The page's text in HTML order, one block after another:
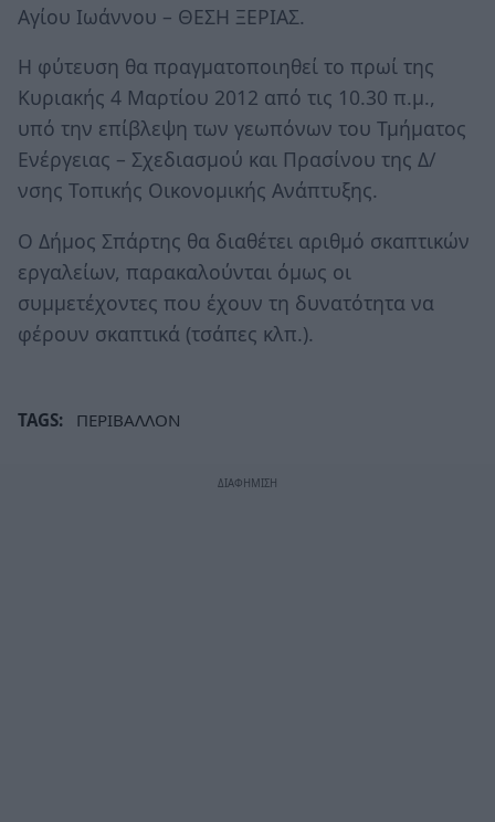
Αγίου Ιωάννου – ΘΕΣΗ ΞΕΡΙΑΣ.
Η φύτευση θα πραγματοποιηθεί το πρωί της
Κυριακής 4 Μαρτίου 2012 από τις 10.30 π.μ.,
υπό την επίβλεψη των γεωπόνων του Τμήματος
Ενέργειας – Σχεδιασμού και Πρασίνου της Δ/
νσης Τοπικής Οικονομικής Ανάπτυξης.
Ο Δήμος Σπάρτης θα διαθέτει αριθμό σκαπτικών
εργαλείων, παρακαλούνται όμως οι
συμμετέχοντες που έχουν τη δυνατότητα να
φέρουν σκαπτικά (τσάπες κλπ.).
TAGS: ΠΕΡΙΒΑΛΛΟΝ